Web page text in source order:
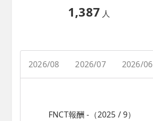
1,387 人
2026/08 2026/07 2026/06
FNCT報酬 -（2025 / 9）